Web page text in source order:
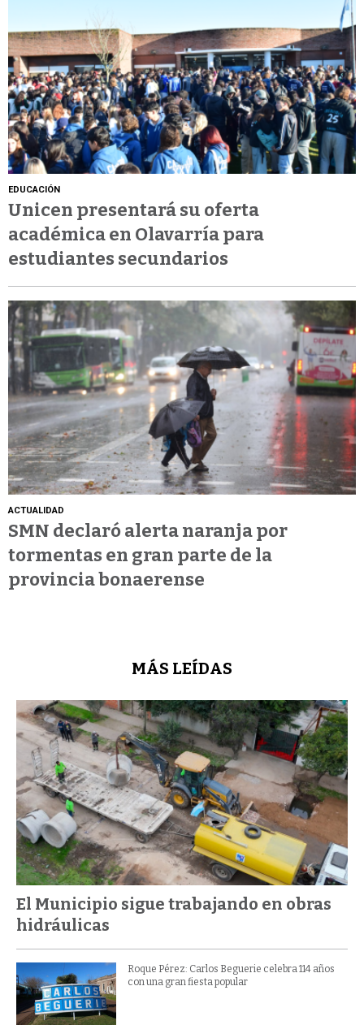
EDUCACIÓN
Unicen presentará su oferta
académica en Olavarría para
estudiantes secundarios
ACTUALIDAD
SMN declaró alerta naranja por
tormentas en gran parte de la
provincia bonaerense
MÁS LEÍDAS
El Municipio sigue trabajando en obras
hidráulicas
Roque Pérez: Carlos Beguerie celebra 114 años
con una gran fiesta popular